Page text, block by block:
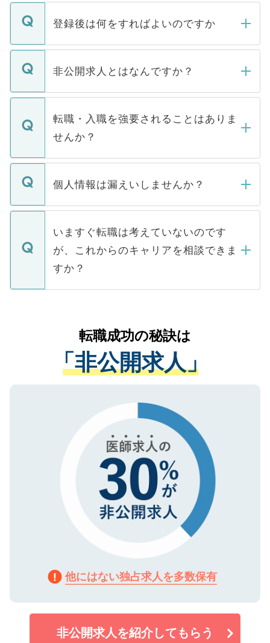
登録後は何をすればよいのですか
ご登録いただきましたら、弊社担当者がご
登録内容を確認し、その後メールもしくは
ます。通常、5営業日以内にはご連絡をせて
いただきますので、しばらくお待ちくださ
非公開求人とはなんですか？
マイナビDOCTORで取り扱っている求人の
うち約3割は、Webサイトからご覧いただ
けない「非公開求人」です。非公開求人は
下記の理由によって、一般には公開してい
ません。
■応募殺到を避けるため 人気のある医療機
関を公にしてしまうと、応募が殺到する場
に、医療機関が求める条件に合った人材の
みを人材紹介会社に依頼するケースが増え
ています。
転職・入職を強要されることはありま
せんか？
転職・入職を強要することは一切ありませ
ん。また、仮に応募先から内定をいただい
定を承諾する必要はありません。内定先へ
の辞退の連絡はキャリアパートナーが行い
個人情報は漏えいしませんか？
個人情報が漏えいすることはありませんの
で、ご安心ください。当サイトからの登録
などで収集したご登録者様の個人情報は、
ご本人のキャリアアップおよび転職活動の
支援を目的に使用いたします。お預かりし
ているすべての個人データはご本人の許可
は、個人情報の取り扱いについての厳密な
管理基準を満たした事業者のみに付与され
る、プライバシーマークを取得済みです。
で、機密保持に関してもご安心ください。
いますぐ転職は考えていないのです
が、これからのキャリアを相談できま
すか？
かがいして、現在の医療機関の状況や紹介
経験をまじえながら、適切なアドバイスを
させていただきます。すぐにご転職をされ
ない方には、長期的なサポートが可能です
ので、まずはご登録ください。
転職成功の秘訣は
「非公開求人」
他にはない独占求人を多数保有
非公開求人を紹介してもらう